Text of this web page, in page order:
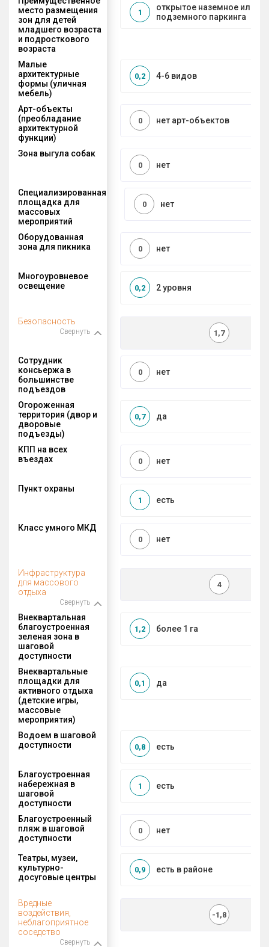
место размещения
зон для детей
младшего возраста
и подросткового
возраста
открытое наземное или на
подземного паркинга
1
Малые
архитектурные
формы (уличная
мебель)
4-6 видов
0,2
Арт-объекты
(преобладание
архитектурной
функции)
нет арт-объектов
0
Зона выгула собак
нет
0
Специализированная
площадка для
массовых
мероприятий
нет
0
Оборудованная
зона для пикника
нет
0
Многоуровневое
освещение
2 уровня
0,2
Безопасность
Свернуть 1,7
Сотрудник
консьержа в
большинстве
подъездов
нет
0
Огороженная
территория (двор и
дворовые
подъезды)
да
0,7
КПП на всех
въездах
нет
0
Пункт охраны
есть
1
Класс умного МКД
нет
0
Инфраструктура
для массового
отдыха
Свернуть
4
Внеквартальная
благоустроенная
зеленая зона в
шаговой
доступности
более 1 га
1,2
Внеквартальные
площадки для
активного отдыха
(детские игры,
массовые
мероприятия)
да
0,1
Водоем в шаговой
доступности
есть
0,8
Благоустроенная
набережная в
шаговой
доступности
есть
1
Благоустроенный
пляж в шаговой
доступности
нет
0
Театры, музеи,
культурно-
досуговые центры
есть в районе
0,9
Вредные
воздействия,
неблагоприятное
соседство
Свернуть
-1,8